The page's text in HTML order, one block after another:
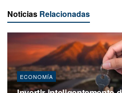
Noticias Relacionadas
ECONOMÍA